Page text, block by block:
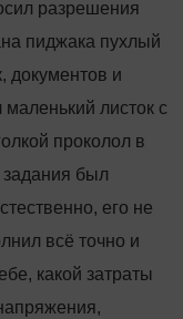
разрешения
пиджака пухлый
документов и
листок с
проколол в
задания был
его не
всё точно и
какой затраты